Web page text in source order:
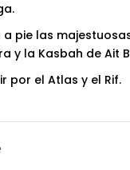
a pie las
y la Kasbah de Ait
por el Atlas y el Rif.